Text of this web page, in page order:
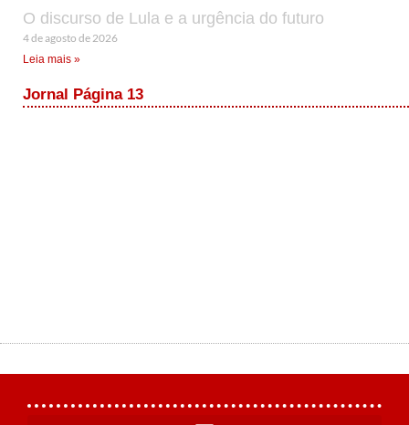
O discurso de Lula e a urgência do futuro
4 de agosto de 2026
Leia mais »
Jornal Página 13